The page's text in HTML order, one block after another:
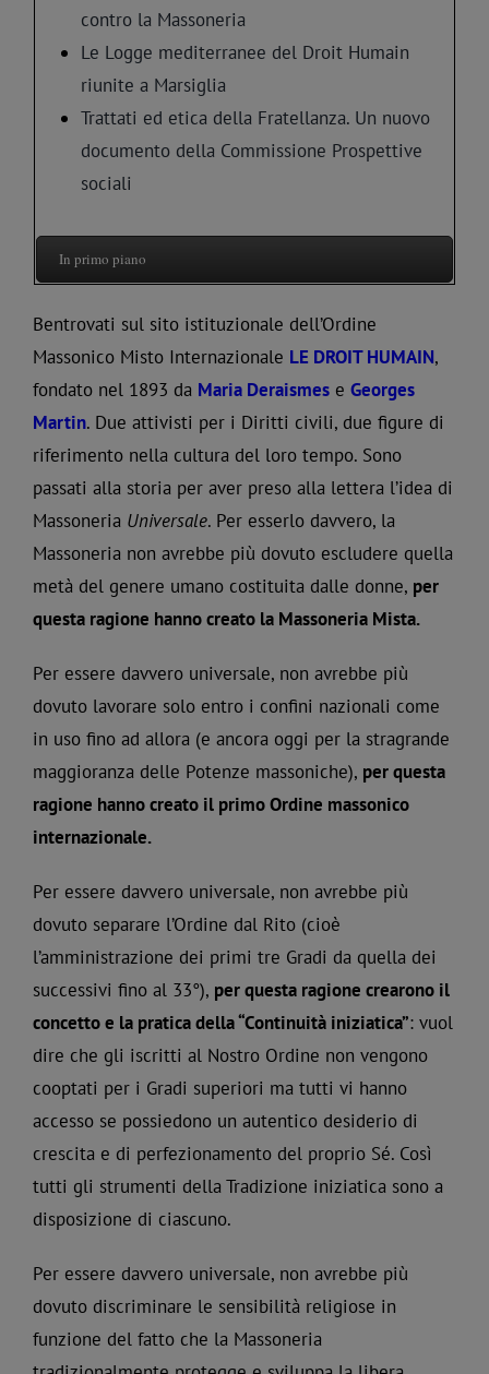
contro la Massoneria
Le Logge mediterranee del Droit Humain
riunite a Marsiglia
Trattati ed etica della Fratellanza. Un nuovo
documento della Commissione Prospettive
sociali
In primo piano
Bentrovati sul sito istituzionale dell’Ordine
Massonico Misto Internazionale LE DROIT HUMAIN,
fondato nel 1893 da Maria Deraismes e Georges
Martin. Due attivisti per i Diritti civili, due figure di
riferimento nella cultura del loro tempo. Sono
passati alla storia per aver preso alla lettera l’idea di
Massoneria Universale. Per esserlo davvero, la
Massoneria non avrebbe più dovuto escludere quella
metà del genere umano costituita dalle donne, per
questa ragione hanno creato la Massoneria Mista.
Per essere davvero universale, non avrebbe più
dovuto lavorare solo entro i confini nazionali come
in uso fino ad allora (e ancora oggi per la stragrande
maggioranza delle Potenze massoniche), per questa
ragione hanno creato il primo Ordine massonico
internazionale.
Per essere davvero universale, non avrebbe più
dovuto separare l’Ordine dal Rito (cioè
l’amministrazione dei primi tre Gradi da quella dei
successivi fino al 33°), per questa ragione crearono il
concetto e la pratica della “Continuità iniziatica”: vuol
dire che gli iscritti al Nostro Ordine non vengono
cooptati per i Gradi superiori ma tutti vi hanno
accesso se possiedono un autentico desiderio di
crescita e di perfezionamento del proprio Sé. Così
tutti gli strumenti della Tradizione iniziatica sono a
disposizione di ciascuno.
Per essere davvero universale, non avrebbe più
dovuto discriminare le sensibilità religiose in
funzione del fatto che la Massoneria